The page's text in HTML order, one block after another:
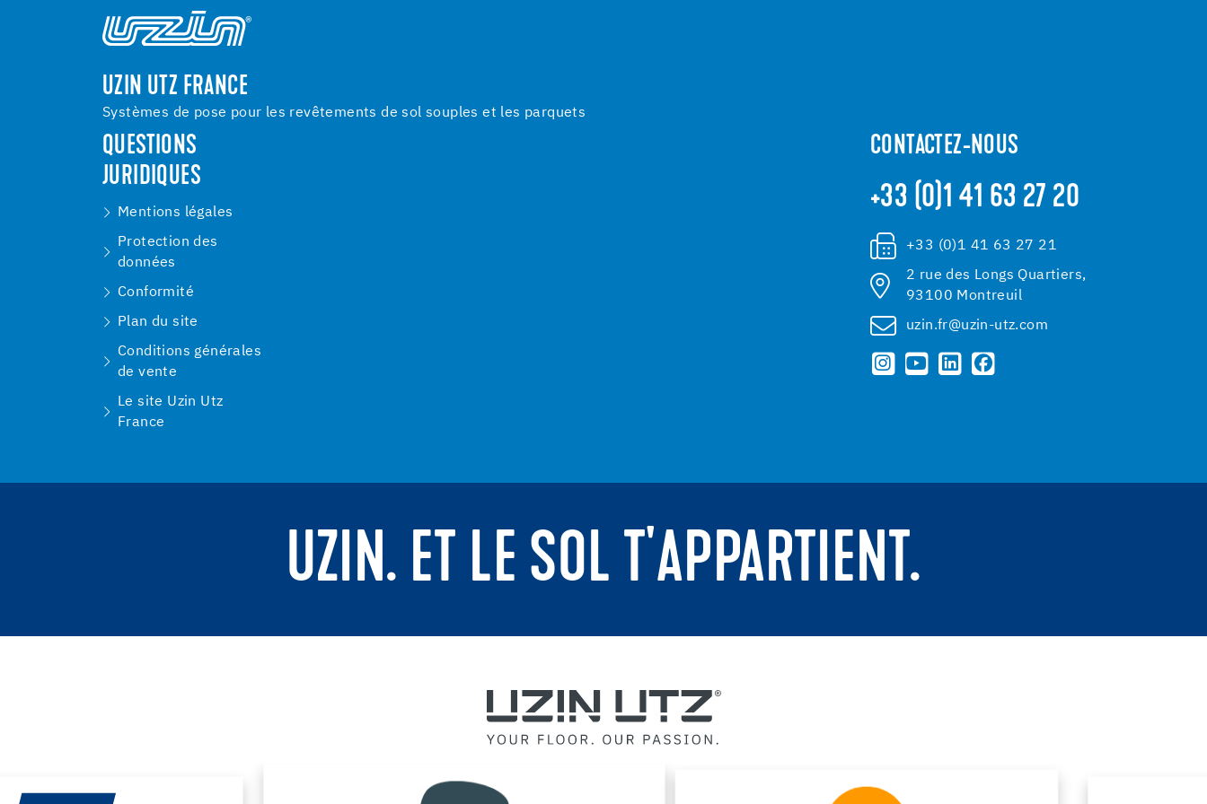
UZIN UTZ FRANCE
Systèmes de pose pour les revêtements de sol souples et les parquets
QUESTIONS
JURIDIQUES
Mentions légales
Protection des
données
Conformité
Plan du site
Conditions générales
de vente
Le site Uzin Utz
France
CONTACTEZ-NOUS
+33 (0)1 41 63 27 20
+33 (0)1 41 63 27 21
2 rue des Longs Quartiers,
93100 Montreuil
uzin.fr@uzin-utz.com
UZIN. ET LE SOL T'APPARTIENT.